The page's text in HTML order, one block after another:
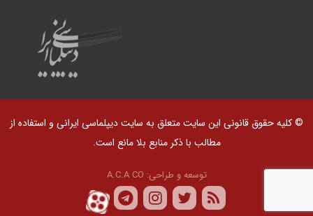
© کلیه حقوق قانونی این سایت متعلق به سایت دیپلماسی ایرانی و استفاده از
مطالب با ذکر منابع بلا مانع است.
توسعه و طراحی: A.C.A CO